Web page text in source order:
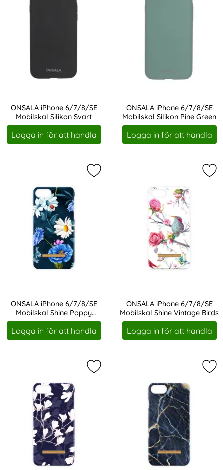
ONSALA iPhone 6/7/8/SE
Mobilskal Silikon Svart
Art. nr 207515
Logga in för att handla
ONSALA iPhone 6/7/8/SE
Mobilskal Silikon Pine Green
Art. nr 207529
Logga in för att handla
ONSALA iPhone 6/7/8/SE
Mobilskal Shine Poppy
Chamomile
Art. nr 207628
Logga in för att handla
Markera oNSALA iPhone 6/7/8/
ONSALA iPhone 6/7/8/SE
Mobilskal Shine Vintage Birds
Art. nr 207633
Logga in för att handla
Markera oNSALA iPhone 6/7/8/